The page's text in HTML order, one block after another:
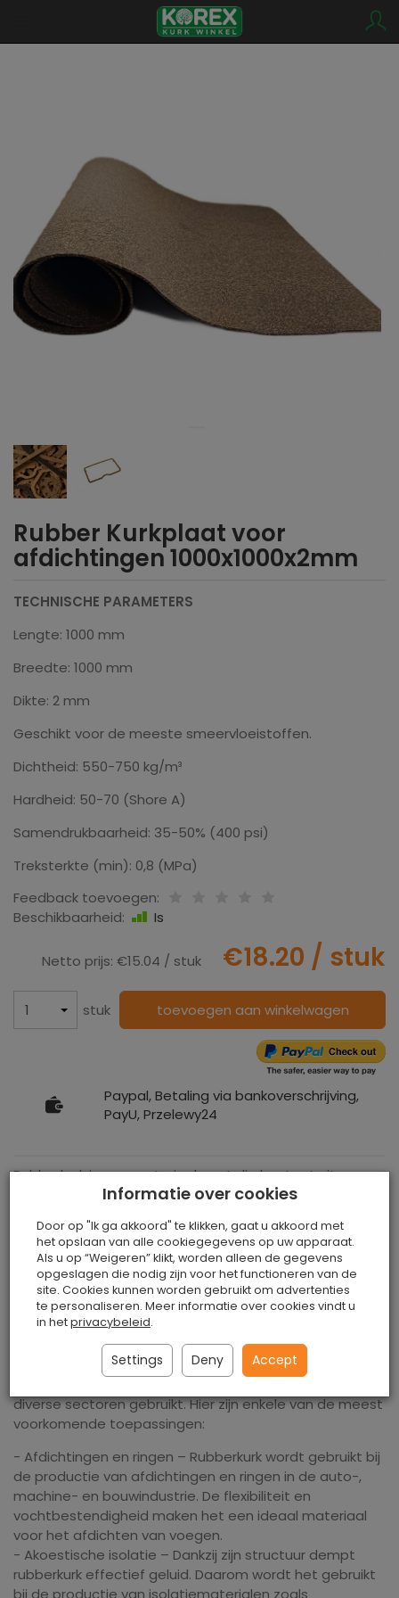
Rubber Kurkplaat voor
afdichtingen 1000x1000x2mm
TECHNISCHE PARAMETERS
Lengte: 1000 mm
Breedte: 1000 mm
Dikte: 2 mm
Geschikt voor de meeste smeervloeistoffen.
Dichtheid: 550-750 kg/m³
Hardheid: 50-70 (Shore A)
Samendrukbaarheid: 35-50% (400 psi)
Treksterkte (min): 0,8 (MPa)
Feedback toevoegen:
Beschikbaarheid:
Is
Netto prijs: €15.04 / stuk €18.20 / stuk
stuk toevoegen aan winkelwagen
Paypal, Betaling via bankoverschrijving,
PayU, Przelewy24
Rubberkurk is een materiaalsoort die bestaat uit een
mengsel van kurk en rubber. Het is een composiet met
hoge mechanische sterkte. Rubberkurk wordt gebruikt
in diverse industrieën, zoals de auto-industrie, de bouw,
de productie van ringen en pakkingen, en in de
schoenenindustrie. Door rubber en kurk te combineren,
combineert rubberkurk de eigenschappen van beide
materialen: flexibiliteit, slijtvastheid en thermische en
akoestische isolatie.
diverse sectoren gebruikt. Hier zijn enkele van de meest
voorkomende toepassingen:
- Afdichtingen en ringen – Rubberkurk wordt gebruikt bij
de productie van afdichtingen en ringen in de auto-,
machine- en bouwindustrie. De flexibiliteit en
vochtbestendigheid maken het een ideaal materiaal
voor het afdichten van voegen.
- Akoestische isolatie – Dankzij zijn structuur dempt
rubberkurk effectief geluid. Daarom wordt het gebruikt
bij de productie van isolatiematerialen zoals
Informatie over cookies
Door op "Ik ga akkoord" te klikken, gaat u akkoord met
het opslaan van alle cookiegegevens op uw apparaat.
Als u op “Weigeren” klikt, worden alleen de gegevens
opgeslagen die nodig zijn voor het functioneren van de
site. Cookies kunnen worden gebruikt om advertenties
te personaliseren. Meer informatie over cookies vindt u
in hetprivacybeleid.
Settings Deny Accept